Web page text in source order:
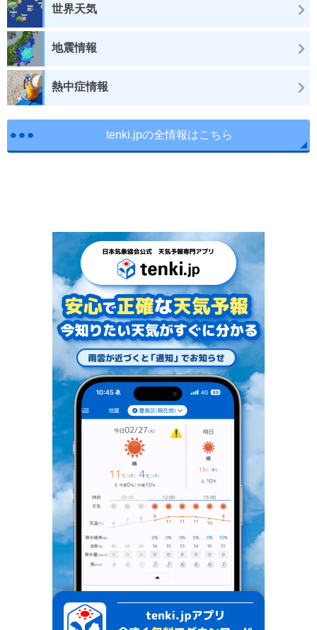
世界天気
地震情報
熱中症情報
tenki.jpの全情報はこちら